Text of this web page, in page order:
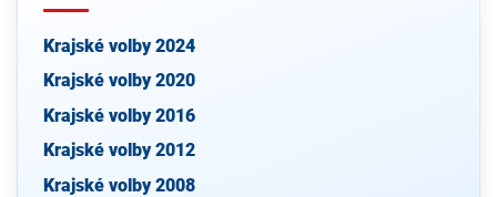
Krajské volby 2024
Krajské volby 2020
Krajské volby 2016
Krajské volby 2012
Krajské volby 2008